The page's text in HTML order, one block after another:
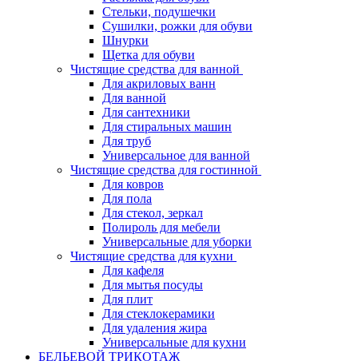
Стельки, подушечки
Сушилки, рожки для обуви
Шнурки
Щетка для обуви
Чистящие средства для ванной
Для акриловых ванн
Для ванной
Для сантехники
Для стиральных машин
Для труб
Универсальное для ванной
Чистящие средства для гостинной
Для ковров
Для пола
Для стекол, зеркал
Полироль для мебели
Универсальные для уборки
Чистящие средства для кухни
Для кафеля
Для мытья посуды
Для плит
Для стеклокерамики
Для удаления жира
Универсальные для кухни
БЕЛЬЕВОЙ ТРИКОТАЖ